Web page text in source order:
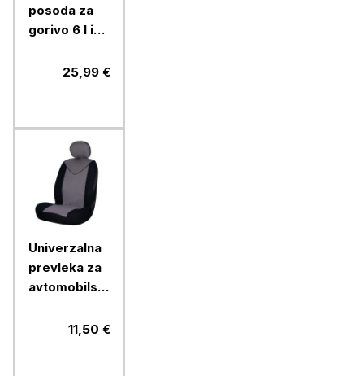
posoda za
gorivo 6 l in
Ramda25,99 €
Univerzalna
prevleka za
avtomobilski
prednja,11,50 €